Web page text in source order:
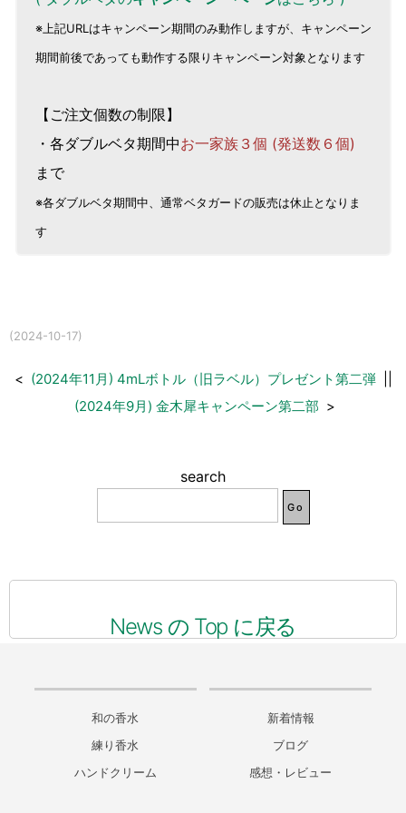
※上記URLはキャンペーン期間のみ動作しますが、キャンペーン
期間前後であっても動作する限りキャンペーン対象となります
【ご注文個数の制限】
・各ダブルベタ期間中お一家族３個 (発送数６個)
まで
※各ダブルベタ期間中、通常ベタガードの販売は休止となりま
す
(2024-10-17)
< (2024年11月) 4mLボトル（旧ラベル）プレゼント第二弾||
(2024年9月) 金木犀キャンペーン第二部 >
search
News の Top に戻る
和の香水
練り香水
ハンドクリーム
新着情報
ブログ
感想・レビュー